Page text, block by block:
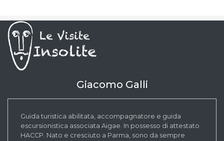
Giacomo Galli
Guida turistica abilitata, accompagnatore e guida
escursionistica associata Aigae. In possesso di attestato
HACCP. Nato e cresciuto a Parma, sono da sempre